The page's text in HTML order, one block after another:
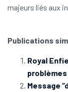
majeurs liés aux
Publications
Royal
Message